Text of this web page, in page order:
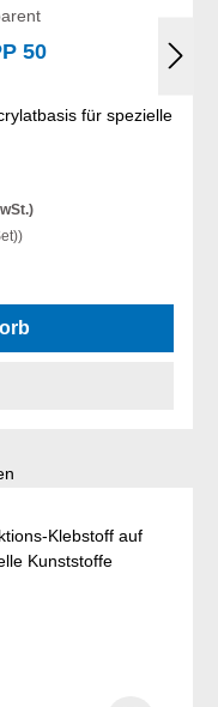
50
für spezielle
von 5 Sternen